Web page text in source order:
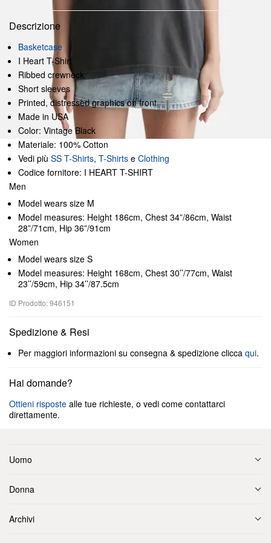
Descrizione
Basketcase
I Heart T-Shirt
Ribbed crewneck
Short sleeves
Printed, distressed graphics on front
Made in USA
Color: Vintage Black
Materiale: 100% Cotton
Vedi più SS T-Shirts, T-Shirts e Clothing
Codice fornitore: I HEART T-SHIRT
Men
Model wears size M
Model measures: Height 186cm, Chest 34”/86cm, Waist
28”/71cm, Hip 36”/91cm
Women
Model wears size S
Model measures: Height 168cm, Chest 30’’/77cm, Waist
23’’/59cm, Hip 34’’/87.5cm
ID Prodotto: 946151
Spedizione & Resi
Per maggiori informazioni su consegna & spedizione clicca qui.
Hai domande?
Ottieni risposte alle tue richieste, o vedi come contattarci
direttamente.
Uomo
Donna
Archivi